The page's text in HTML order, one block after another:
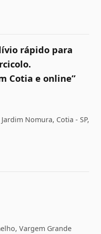
rápido para
Cotia e online”
Nomura, Cotia - SP,
Vargem Grande